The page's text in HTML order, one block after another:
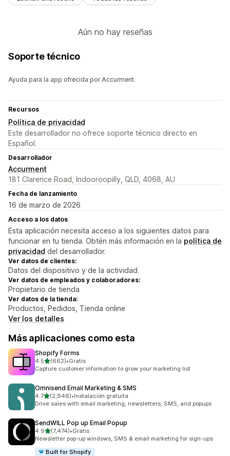
Aún no hay reseñas
Soporte técnico
Ayuda para la app ofrecida por Accurment.
Recursos
Política de privacidad
Este desarrollador no ofrece soporte técnico directo en
Español.
Desarrollador
Accurment
181 Clarence Road, Indooroopilly, QLD, 4068, AU
Fecha de lanzamiento
16 de marzo de 2026
Acceso a los datos
Esta aplicación necesita acceso a los siguientes datos para
funcionar en tu tienda. Obtén más información en la política de
privacidad del desarrollador.
Ver datos de clientes:
Datos del dispositivo y de la actividad
Ver datos de empleados y colaboradores:
Propietario de tienda
Ver datos de la tienda:
Productos, Pedidos, Tienda online
Ver los detalles
Más aplicaciones como esta
Shopify Forms
4.5de 5 estrellas
(662)
662 reseñas en total
•Gratis
Capture customer information to grow your marketing list
Omnisend Email Marketing & SMS
4.7de 5 estrellas
(2,946)
2946 reseñas en total
•Instalación gratuita
Drive sales with email marketing, newsletters, SMS, and popups
SendWILL Pop up Email Popup
4.9de 5 estrellas
(7,474)
7474 reseñas en total
•Gratis
Newsletter pop-up windows, SMS & email marketing for sign-ups
Built for Shopify